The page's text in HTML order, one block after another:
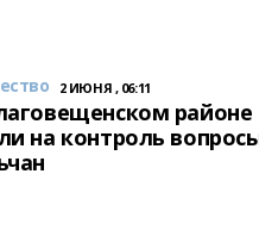
2 ИЮНЯ , 06:11
районе
на контроль